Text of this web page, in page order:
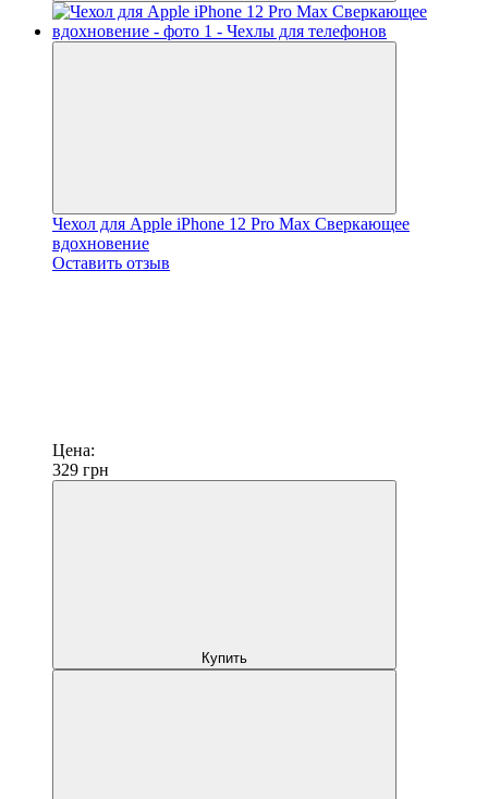
Чехол для Apple iPhone 12 Pro Max Сверкающее
вдохновение
Оставить отзыв
Цена:
329 грн
Купить